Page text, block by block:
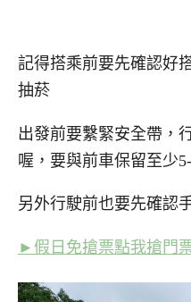
記得搭乘前要先確認好
抽菸
出發前要繫緊安全帶，
喔，要與前車保留至少
另外行駛前也要先確認
►假日免搶票點我搶門